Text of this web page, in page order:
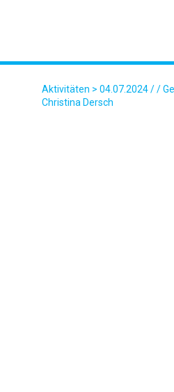
Aktivitäten > 04.07.2024 / /
Christina Dersch